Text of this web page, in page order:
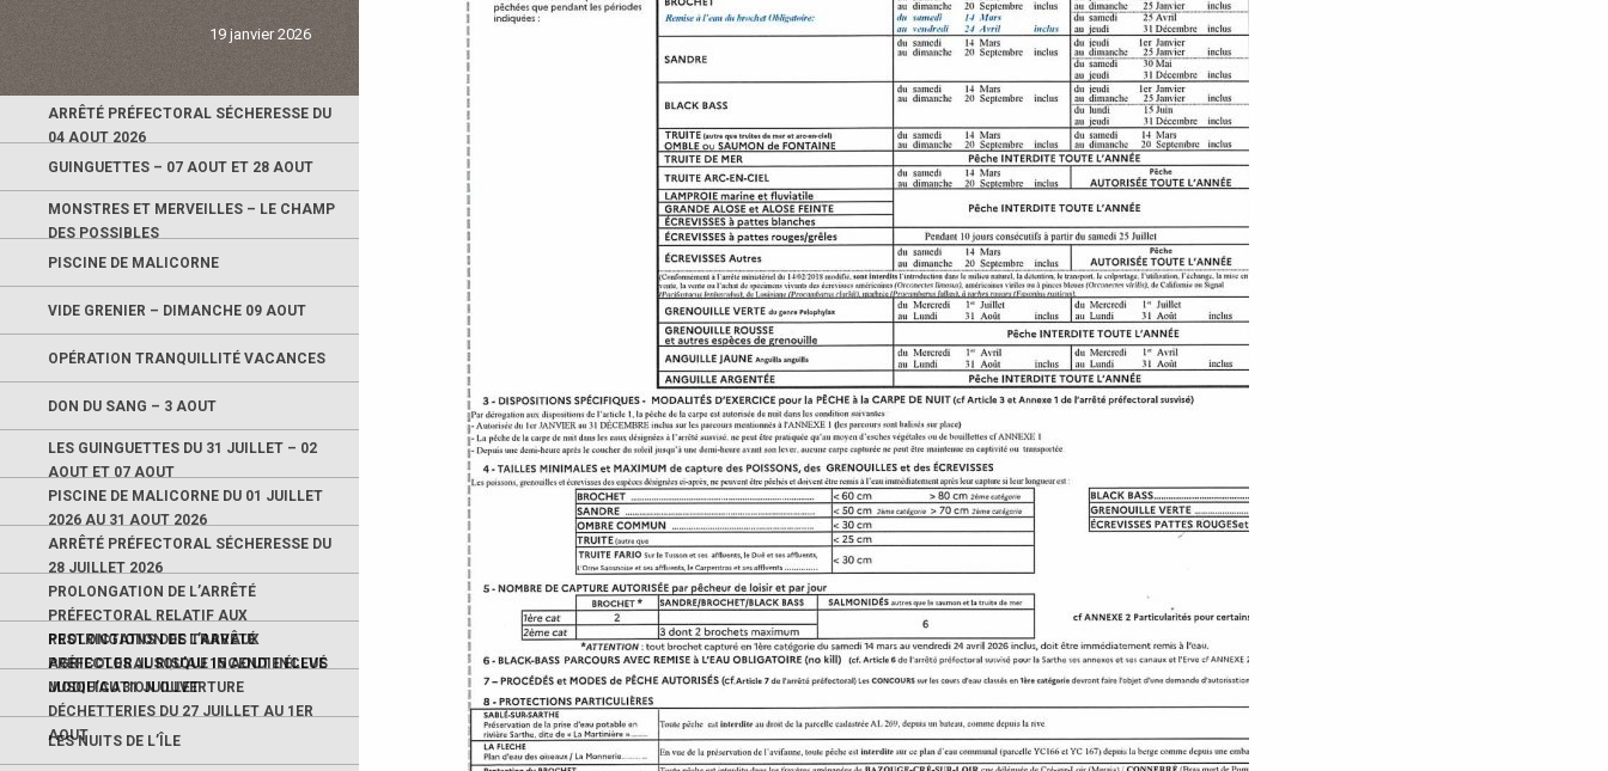
19 janvier 2026
ARRÊTÉ PRÉFECTORAL SÉCHERESSE DU
04 AOUT 2026
GUINGUETTES – 07 AOUT ET 28 AOUT
MONSTRES ET MERVEILLES – LE CHAMP
DES POSSIBLES
PISCINE DE MALICORNE
VIDE GRENIER – DIMANCHE 09 AOUT
OPÉRATION TRANQUILLITÉ VACANCES
DON DU SANG – 3 AOUT
LES GUINGUETTES DU 31 JUILLET – 02
AOUT ET 07 AOUT
PISCINE DE MALICORNE DU 01 JUILLET
2026 AU 31 AOUT 2026
ARRÊTÉ PRÉFECTORAL SÉCHERESSE DU
28 JUILLET 2026
PROLONGATION DE L’ARRÊTÉ
PRÉFECTORAL RELATIF AUX
RESTRICTIONS DES TRAVAUX
AGRICOLES JUSQU’AU 15 AOUT INCLUS
PROLONGATION DE L’ARRÊTÉ
PRÉFECTORAL RISQUE INCENDIE ÉLEVÉ
JUSQU’AU 31 JUILLET
MODIFICATION OUVERTURE
DÉCHETTERIES DU 27 JUILLET AU 1ER
AOUT
LES NUITS DE L’ÎLE